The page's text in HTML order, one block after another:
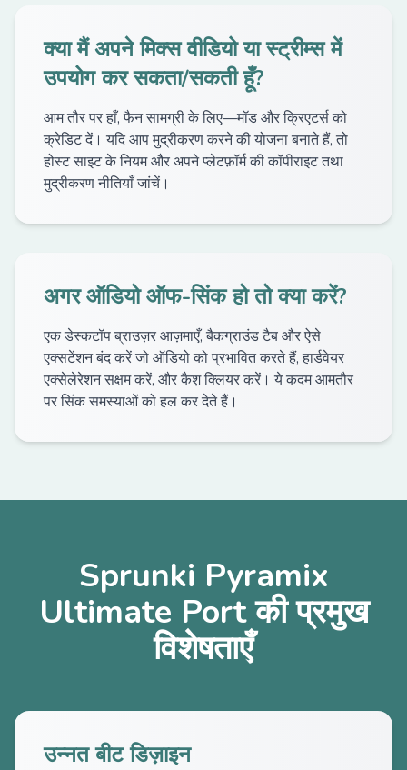
क्या मैं अपने मिक्स वीडियो या स्ट्रीम्स में
उपयोग कर सकता/सकती हूँ?
आम तौर पर हाँ, फैन सामग्री के लिए—मॉड और क्रिएटर्स को
क्रेडिट दें। यदि आप मुद्रीकरण करने की योजना बनाते हैं, तो
होस्ट साइट के नियम और अपने प्लेटफ़ॉर्म की कॉपीराइट तथा
मुद्रीकरण नीतियाँ जांचें।
अगर ऑडियो ऑफ-सिंक हो तो क्या करें?
एक डेस्कटॉप ब्राउज़र आज़माएँ, बैकग्राउंड टैब और ऐसे
एक्सटेंशन बंद करें जो ऑडियो को प्रभावित करते हैं, हार्डवेयर
एक्सेलेरेशन सक्षम करें, और कैश़ क्लियर करें। ये कदम आमतौर
पर सिंक समस्याओं को हल कर देते हैं।
Sprunki Pyramix
Ultimate Port की प्रमुख
विशेषताएँ
उन्नत बीट डिज़ाइन